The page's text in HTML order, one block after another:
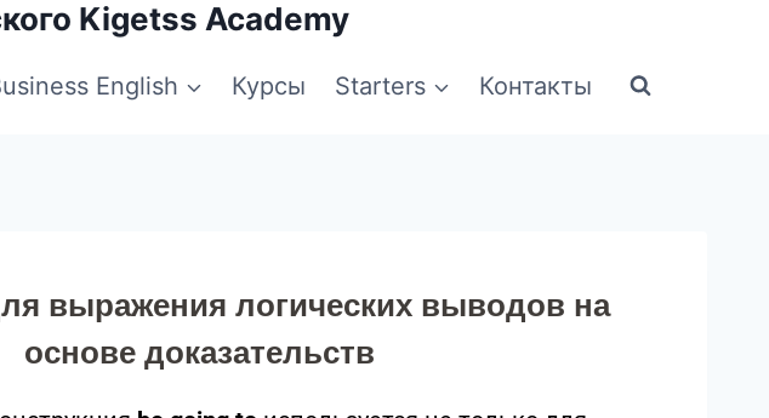
Kigetss Academy
English Курсы Starters Контакты
выражения логических выводов на
основе доказательств